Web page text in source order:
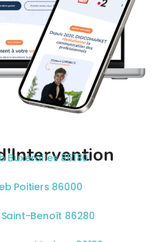
Buxerolles 86180
Poitiers 86000
Benoît 86280